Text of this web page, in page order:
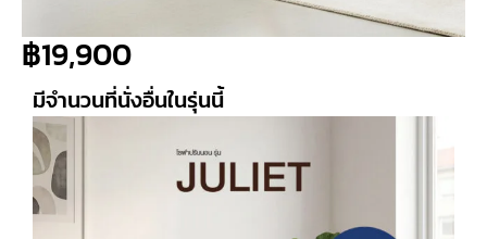
฿19,900
มีจำนวนที่นั่งอื่นในรุ่นนี้